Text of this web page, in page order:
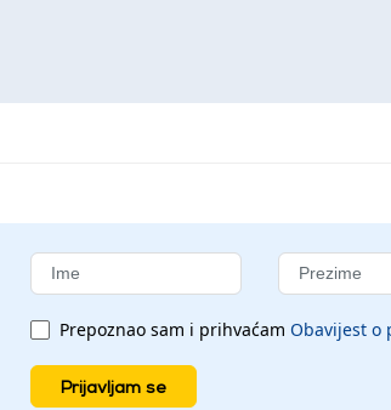
Prepoznao sam i prihvaćam Obavijest o
Prijavljam se